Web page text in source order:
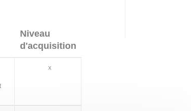
Niveau
d'acquisition
x